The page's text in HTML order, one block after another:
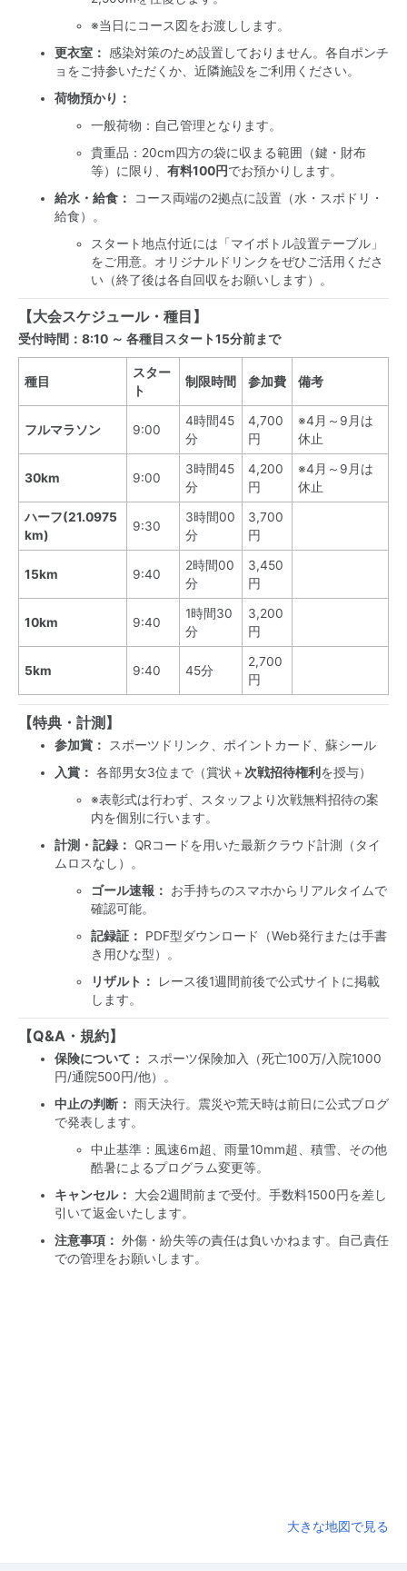
※当日にコース図をお渡しします。
更衣室：
感染対策のため設置しておりません。各自ポンチ
ョをご持参いただくか、近隣施設をご利用ください。
荷物預かり：
一般荷物：自己管理となります。
貴重品：20cm四方の袋に収まる範囲（鍵・財布
等）に限り、 有料100円でお預かりします。
給水・給食：
コース両端の2拠点に設置（水・スポドリ・
給食）。
スタート地点付近には「マイボトル設置テーブル」
をご用意。オリジナルドリンクをぜひご活用くださ
い（終了後は各自回収をお願いします）。
【大会スケジュール・種目】
受付時間：8:10 ～ 各種目スタート15分前まで
種目
スター
ト
制限時間 参加費 備考
フルマラソン 9:00
4時間45
分
4,700
円
※4月～9月は
休止
30km 9:00
3時間45
分
4,200
円
※4月～9月は
休止
ハーフ(21.0975
km)
9:30
3時間00
分
3,700
円
15km 9:40
2時間00
分
3,450
円
10km 9:40
1時間30
分
3,200
円
5km 9:40 45分
2,700
円
【特典・計測】
参加賞：
スポーツドリンク、ポイントカード、蘇シール
入賞： 各部男女3位まで（賞状＋次戦招待権利 を授与）
※表彰式は行わず、スタッフより次戦無料招待の案
内を個別に行います。
計測・記録：
QRコードを用いた最新クラウド計測（タイ
ムロスなし）。
ゴール速報：
お手持ちのスマホからリアルタイムで
確認可能。
記録証：
PDF型ダウンロード（Web発行または手書
き用ひな型）。
リザルト：
レース後1週間前後で公式サイトに掲載
します。
【Q&A・規約】
保険について：
スポーツ保険加入（死亡100万/入院1000
円/通院500円/他）。
中止の判断： 雨天決行。震災や荒天時は前日に公式ブログ
で発表します。
中止基準：風速6m超、雨量10mm超、積雪、その他
酷暑によるプログラム変更等。
キャンセル：
大会2週間前まで受付。手数料1500円を差し
引いて返金いたします。
注意事項： 外傷・紛失等の責任は負いかねます。自己責任
での管理をお願いします。
大きな地図で見る